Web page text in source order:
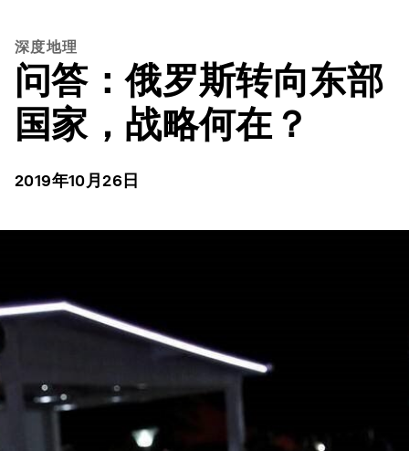
深度地理
问答：俄罗斯转向东部
国家，战略何在？
2019年10月26日